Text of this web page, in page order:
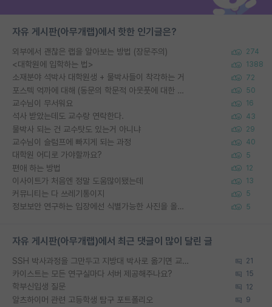
자유 게시판(아무개랩)에서 핫한 인기글은?
외부에서 괜찮은 랩을 알아보는 방법 (장문주의) 274
<대학원에 입학하는 법> 1388
소재분야 석박사 대학원생 + 물박사들이 착각하는 거 72
포스텍 억까에 대해 (동문의 학문적 아웃풋에 대한 반박) 50
교수님이 무서워요 16
석사 받았는데도 교수랑 연락한다. 43
물박사 되는 건 교수탓도 있는거 아니냐 29
교수님이 슬럼프에 빠지게 되는 과정 40
대학원 어디로 가야할까요? 5
편애 하는 방법 12
이사이트가 처음엔 정말 도움많이됐는데 13
커뮤니티는 다 쓰레기통이지 5
정보보안 연구하는 입장에선 식별가능한 사진을 올리는건 비추이긴함 5
자유 게시판(아무개랩)에서 최근 댓글이 많이 달린 글
SSH 박사과정을 그만두고 지방대 박사로 옮기면 교수의 꿈은 끝일까요? 21
카이스트는 모든 연구실마다 서버 제공해주나요? 15
학부신입생 질문 12
알츠하이머 관련 고등학생 탐구 포트폴리오 9